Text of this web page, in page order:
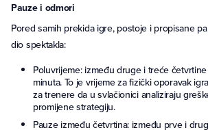
Pauze i odmori
Pored samih prekida igre, postoje i propisane
dio spektakla:
Poluvrijeme: između druge i treće
minuta. To je vrijeme za fizički oporavak
za trenere da u svlačionici analiziraju
promijene strategiju.
Pauze između četvrtina: između prve i